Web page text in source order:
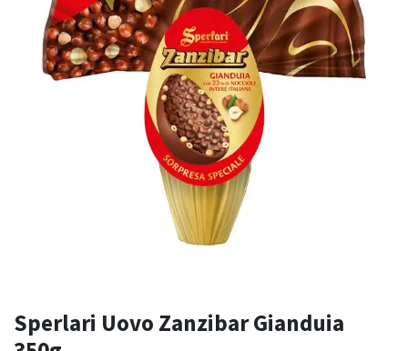
Sperlari Uovo Zanzibar Gianduia